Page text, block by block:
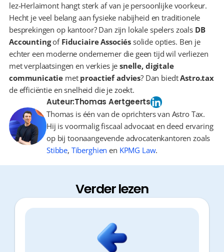
lez-Herlaimont hangt sterk af van je persoonlijke voorkeur.
Hecht je veel belang aan fysieke nabijheid en traditionele
besprekingen op kantoor? Dan zijn lokale spelers zoals DB
Accounting of Fiduciaire Associés solide opties. Ben je
echter een moderne ondernemer die geen tijd wil verliezen
met verplaatsingen en verkies je snelle, digitale
communicatie met proactief advies? Dan biedt Astro.tax
de efficiëntie en snelheid die je zoekt.
Auteur:Thomas Aertgeerts
Thomas is één van de oprichters van Astro Tax.
Hij is voormalig fiscaal advocaat en deed ervaring
op bij toonaangevende advocatenkantoren zoals
Stibbe, Tiberghien en KPMG Law.
Verder lezen